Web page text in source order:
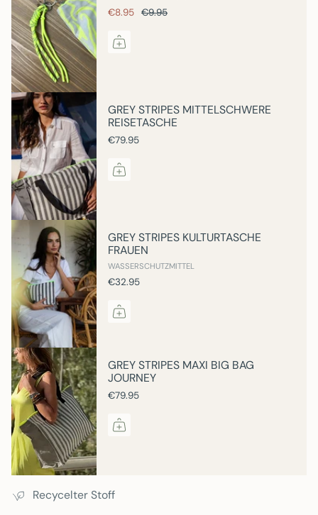
€8.95 €9.95
GREY STRIPES MITTELSCHWERE
REISETASCHE
€79.95
GREY STRIPES KULTURTASCHE
FRAUEN
WASSERSCHUTZMITTEL
€32.95
GREY STRIPES MAXI BIG BAG
JOURNEY
€79.95
Recycelter Stoff